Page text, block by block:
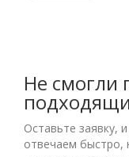
Не смогли
Оставьте
отвечаем быстро,